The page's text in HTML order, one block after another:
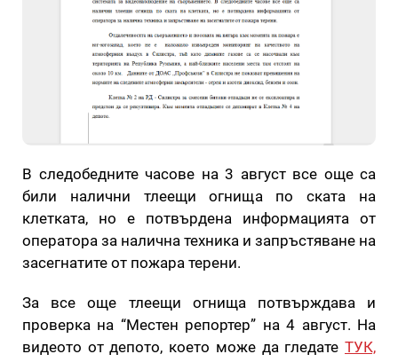
В следобедните часове на 3 август все още са
били налични тлеещи огнища по ската на
клетката, но е потвърдена информацията от
оператора за налична техника и запръстяване на
засегнатите от пожара терени.
За все още тлеещи огнища потвърждава и
проверка на “Местен репортер” на 4 август. На
видеото от депото, което може да гледате ТУК,